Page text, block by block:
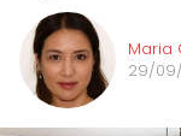
Maria
29/09/